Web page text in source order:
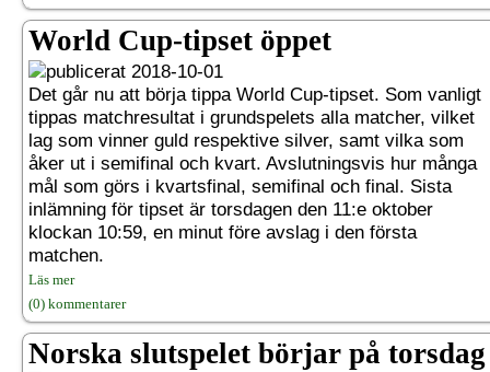
World Cup-tipset öppet
2018-10-01
Det går nu att börja tippa World Cup-tipset. Som vanligt
tippas matchresultat i grundspelets alla matcher, vilket
lag som vinner guld respektive silver, samt vilka som
åker ut i semifinal och kvart. Avslutningsvis hur många
mål som görs i kvartsfinal, semifinal och final. Sista
inlämning för tipset är torsdagen den 11:e oktober
klockan 10:59, en minut före avslag i den första
matchen.
Läs mer
(0) kommentarer
Norska slutspelet börjar på torsdag